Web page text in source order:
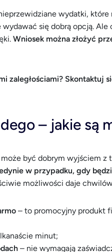
wydatki,
się dobrą opcją.
Wniosek można złożyć
zaległościami? Skontaktuj
– jakie są
być dobrym wyjściem z
w przypadku, gdy
możliwości daje
– to promocyjny produkt
minut;
– nie wymagają